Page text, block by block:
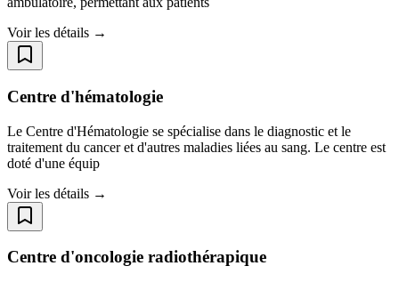
Voir les détails →
Centre d'hématologie
Le Centre d'Hématologie se spécialise dans le diagnostic et le
traitement du cancer et d'autres maladies liées au sang. Le centre est
doté d'une équip
Voir les détails →
Centre d'oncologie radiothérapique